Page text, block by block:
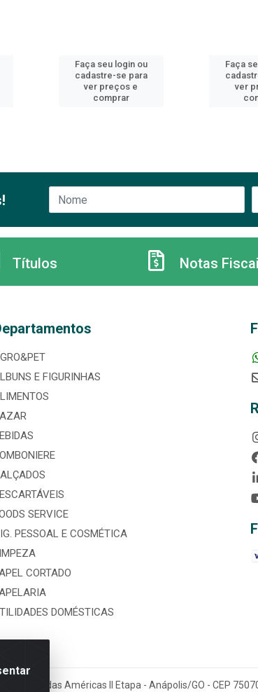
Faça seu login ou
cadastre-se para
ver preços e
comprar
Faça
ver
Títulos Notas
E FIGURINHAS
SERVICE
PESSOAL E COSMÉTICA
CORTADO
DOMÉSTICAS
Jardim das Américas II Etapa - Anápolis/GO - CEP